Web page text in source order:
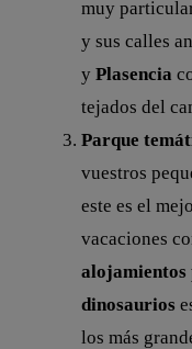
muy
y sus calles
yPlasencia
tejados del
Parque
vuestros
este es el
vacaciones
alojamientos
dinosaurios
los más